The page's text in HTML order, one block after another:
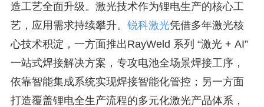
造工艺全面升级。激光技术作为锂电生产的核心工
艺，应用需求持续攀升。 锐科激光凭借多年激光核
心技术积淀，一方面推出RayWeld 系列 “激光 + AI”
一站式焊接解决方案，专攻电池全场景焊接工序，
依靠智能集成系统实现焊接智能化管控；另一方面
打造覆盖锂电全生产流程的多元化激光产品体系，